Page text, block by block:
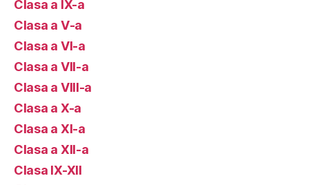
Clasa a IX-a
Clasa a V-a
Clasa a VI-a
Clasa a VII-a
Clasa a VIII-a
Clasa a X-a
Clasa a XI-a
Clasa a XII-a
Clasa IX-XII